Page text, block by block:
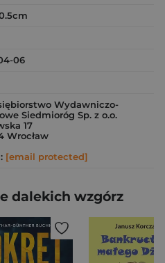
06
Wydawniczo-
Siedmioróg Sp. z o.o.
17
Wrocław
[email protected]
dalekich wzgórz